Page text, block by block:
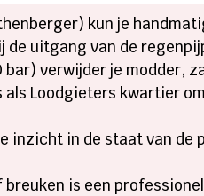
kun je
de uitgang van de
verwijder je modder,
Loodgieters kwartier
inzicht in de staat van de
is een